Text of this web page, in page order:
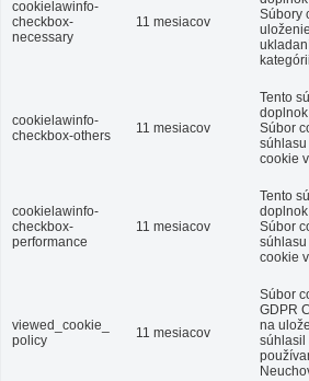
cookielawinfo-
checkbox-
necessary
11 mesiacov
Súbory
cookielawinfo-
checkbox-others
11 mesiacov
Tento
Súbor
cookie
cookielawinfo-
checkbox-
performance
11 mesiacov
Tento
Súbor
cookie
viewed_cookie_
policy
11 mesiacov
Súbor
GDPR
na
súhlasil